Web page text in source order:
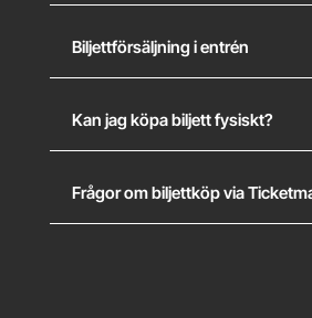
Biljettförsäljning i entrén
Kan jag köpa biljett fysiskt?
Frågor om biljettköp via